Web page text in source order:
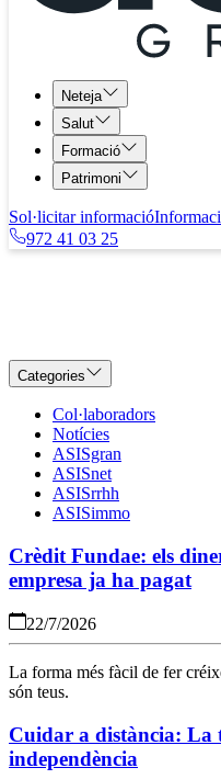
Neteja
Salut
Formació
Patrimoni
Sol·licitar informació
972 41 03 25
Categories
Col·laboradors
Notícies
ASISgran
ASISnet
ASISrrhh
ASISimmo
Crèdit Fundae: els
empresa ja ha pagat
22/7/2026
La forma més fàcil de fer
són teus.
Cuidar a distància: La
independència